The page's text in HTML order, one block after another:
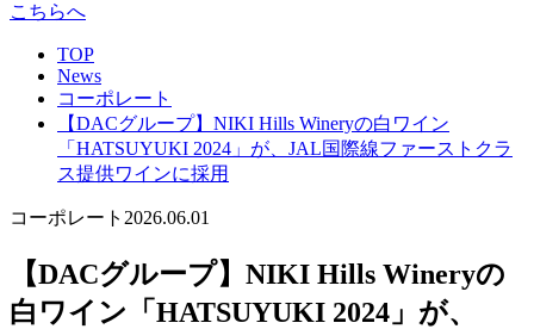
こちらへ
TOP
News
コーポレート
【DACグループ】NIKI Hills Wineryの白ワイン
「HATSUYUKI 2024」が、JAL国際線ファーストクラ
ス提供ワインに採用
コーポレート 2026.06.01
【DACグループ】NIKI Hills Wineryの
白ワイン「HATSUYUKI 2024」が、